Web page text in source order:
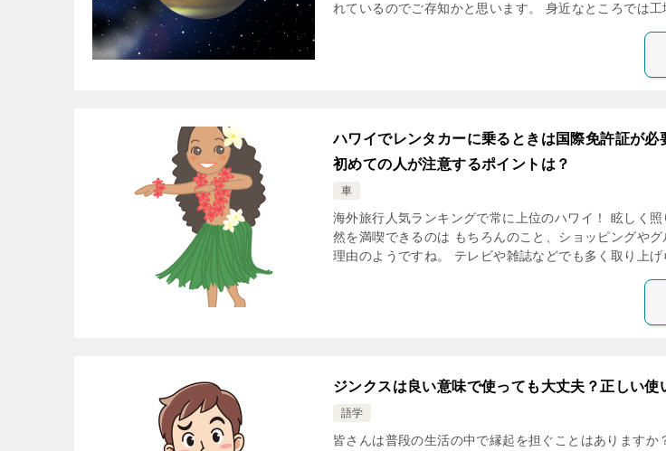
れているのでご存知かと思います。 身近なところでは
ハワイでレンタカーに乗るときは国際免許証が必
初めての人が注意するポイントは？
車
海外旅行人気ランキングで常に上位のハワイ！ 眩しく
然を満喫できるのは もちろんのこと、ショッピングや
理由のようですね。 テレビや雑誌などでも多く取り上
ジンクスは良い意味で使っても大丈夫？正しい使
語学
皆さんは普段の生活の中で縁起を担ぐことはありますか